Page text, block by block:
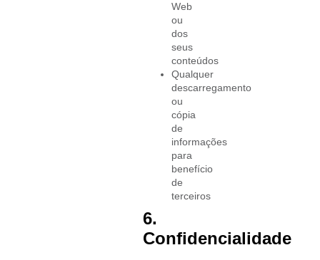
Web
ou
dos
seus
conteúdos
Qualquer
descarregamento
ou
cópia
de
informações
para
benefício
de
terceiros
6.
Confidencialidade